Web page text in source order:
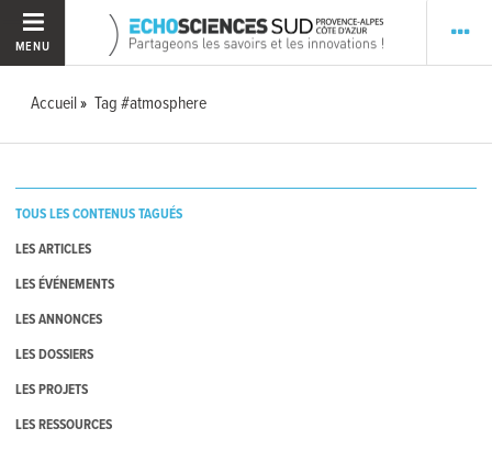
MENU
Accueil Tag #atmosphere
TOUS LES CONTENUS TAGUÉS
LES ARTICLES
LES ÉVÉNEMENTS
LES ANNONCES
LES DOSSIERS
LES PROJETS
LES RESSOURCES